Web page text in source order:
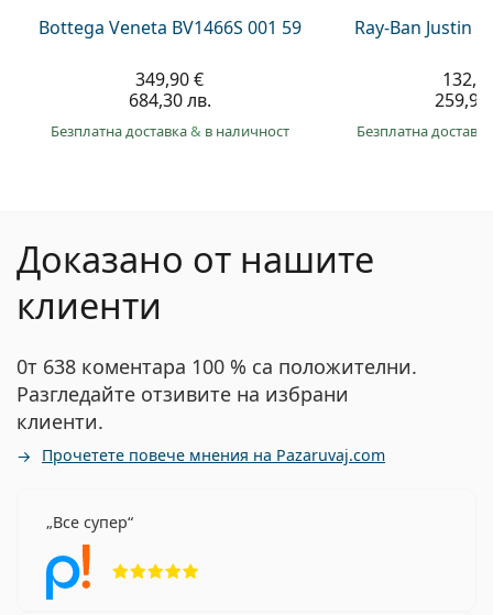
Bottega Veneta BV1466S 001 59
349,90 €
684,30 лв.
Безплатна доставка& в наличност
Ray-Ban Justin
Безплатна
Доказано от нашите
клиенти
0т 638 коментара 100 % са положителни.
Разгледайте отзивите на избрани
клиенти.
Прочетете повече мнения на Pazaruvaj.com
Все супер